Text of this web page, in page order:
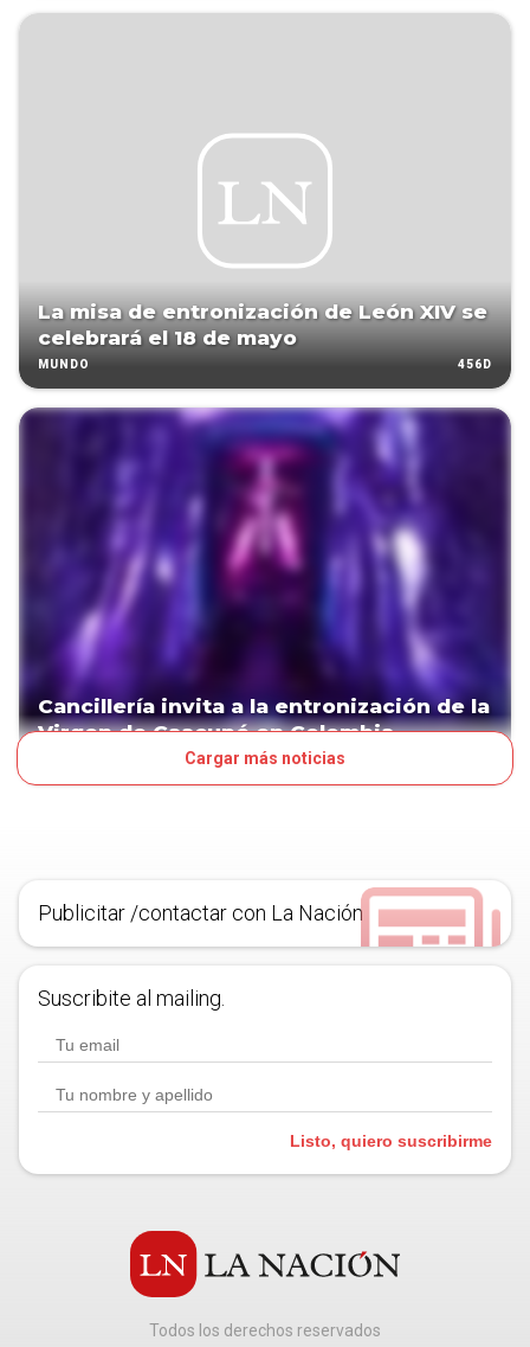
La misa de entronización de León XIV se
celebrará el 18 de mayo
MUNDO 456D
Cancillería invita a la entronización de la
Virgen de Caacupé en Colombia
Cargar más noticias
Publicitar /contactar con La Nación
Suscribite al mailing.
Listo, quiero suscribirme
Todos los derechos reservados